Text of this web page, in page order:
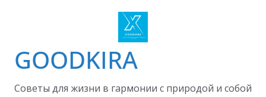
GOODKIRA
Cоветы для жизни в гармонии с природой и собой